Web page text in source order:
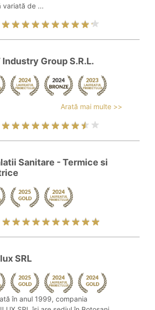
variată de ...
Industry Group S.R.L.
Arată mai multe >>
Sanitare - Termice si
SRL
în anul 1999, compania